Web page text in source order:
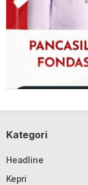
Kategori
Headline
Kepri